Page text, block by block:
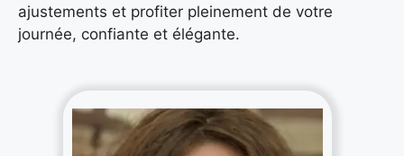
ajustements et profiter pleinement de votre
journée, confiante et élégante.